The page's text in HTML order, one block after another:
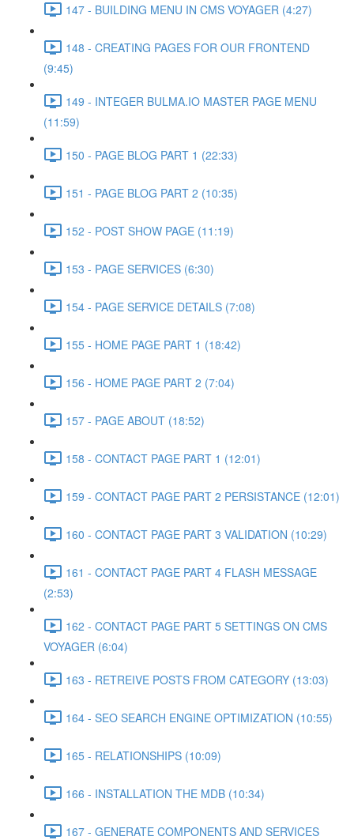
147 - BUILDING MENU IN CMS VOYAGER (4:27)
148 - CREATING PAGES FOR OUR FRONTEND
(9:45)
149 - INTEGER BULMA.IO MASTER PAGE MENU
(11:59)
150 - PAGE BLOG PART 1 (22:33)
151 - PAGE BLOG PART 2 (10:35)
152 - POST SHOW PAGE (11:19)
153 - PAGE SERVICES (6:30)
154 - PAGE SERVICE DETAILS (7:08)
155 - HOME PAGE PART 1 (18:42)
156 - HOME PAGE PART 2 (7:04)
157 - PAGE ABOUT (18:52)
158 - CONTACT PAGE PART 1 (12:01)
159 - CONTACT PAGE PART 2 PERSISTANCE (12:01)
160 - CONTACT PAGE PART 3 VALIDATION (10:29)
161 - CONTACT PAGE PART 4 FLASH MESSAGE
(2:53)
162 - CONTACT PAGE PART 5 SETTINGS ON CMS
VOYAGER (6:04)
163 - RETREIVE POSTS FROM CATEGORY (13:03)
164 - SEO SEARCH ENGINE OPTIMIZATION (10:55)
165 - RELATIONSHIPS (10:09)
166 - INSTALLATION THE MDB (10:34)
167 - GENERATE COMPONENTS AND SERVICES